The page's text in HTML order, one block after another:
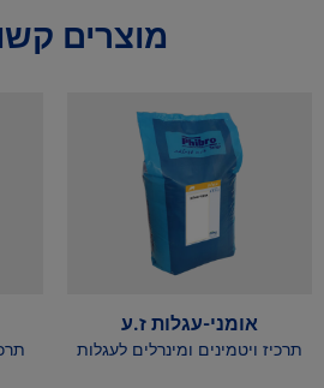
מוצרים
אומני-עגלות ז.ע
תרכיז ויטמינים ומינרלים לעגלות